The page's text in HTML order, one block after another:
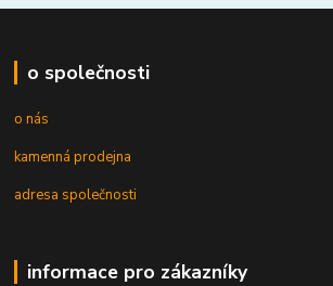
o společnosti
o nás
kamenná prodejna
adresa společnosti
informace pro zákazníky